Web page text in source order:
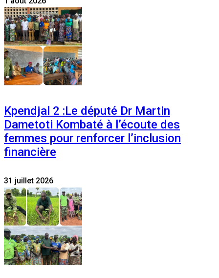
Kpendjal 2 :Le député Dr Martin
Dametoti Kombaté à l’écoute des
femmes pour renforcer l’inclusion
financière
31 juillet 2026